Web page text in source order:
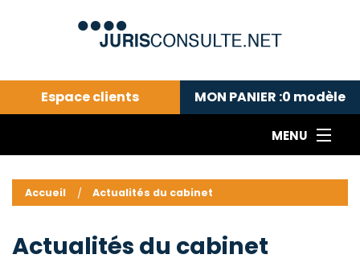
Espace clients MON PANIER :0 modèle
MENU
---Actualités du droit public---
Droit pénal---
Droit privé ---
Abonnement aux actualités
Accueil Actualités du cabinet
Actualités du cabinet